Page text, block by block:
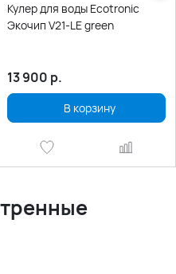
Кулер для воды Ecotronic
Экочип V21-LE green
13 900 р.
В корзину